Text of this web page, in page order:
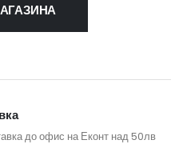
до офис на Еконт над 50лв